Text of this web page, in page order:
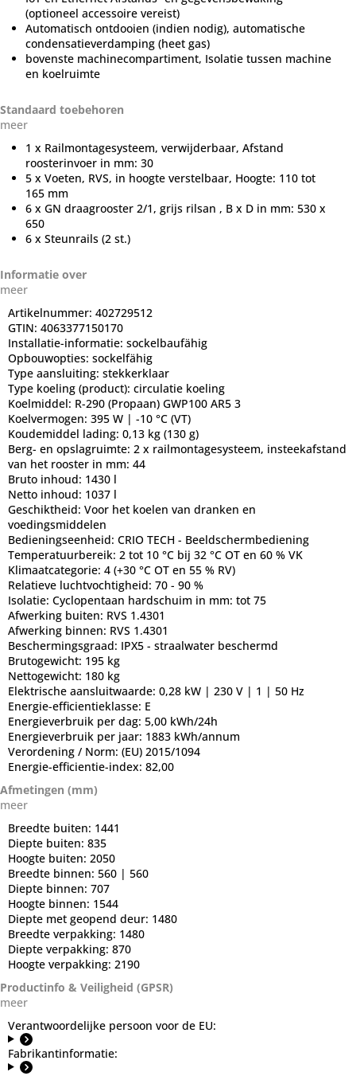
(optioneel accessoire vereist)
Automatisch ontdooien (indien nodig), automatische
condensatieverdamping (heet gas)
bovenste machinecompartiment, Isolatie tussen machine
en koelruimte
Standaard toebehoren
meer
1 x Railmontagesysteem, verwijderbaar, Afstand
roosterinvoer in mm: 30
5 x Voeten, RVS, in hoogte verstelbaar, Hoogte: 110 tot
165 mm
6 x GN draagrooster 2/1, grijs rilsan , B x D in mm: 530 x
650
6 x Steunrails (2 st.)
Informatie over
meer
Artikelnummer: 402729512
GTIN: 4063377150170
Installatie-informatie: sockelbaufähig
Opbouwopties: sockelfähig
Type aansluiting: stekkerklaar
Type koeling (product): circulatie koeling
Koelmiddel: R-290 (Propaan) GWP100 AR5 3
Koelvermogen: 395 W | -10 °C (VT)
Koudemiddel lading: 0,13 kg (130 g)
Berg- en opslagruimte: 2 x railmontagesysteem, insteekafstand
van het rooster in mm: 44
Bruto inhoud: 1430 l
Netto inhoud: 1037 l
Geschiktheid: Voor het koelen van dranken en
voedingsmiddelen
Bedieningseenheid: CRIO TECH - Beeldschermbediening
Temperatuurbereik: 2 tot 10 °C bij 32 °C OT en 60 % VK
Klimaatcategorie: 4 (+30 °C OT en 55 % RV)
Relatieve luchtvochtigheid: 70 - 90 %
Isolatie: Cyclopentaan hardschuim in mm: tot 75
Afwerking buiten: RVS 1.4301
Afwerking binnen: RVS 1.4301
Beschermingsgraad: IPX5 - straalwater beschermd
Brutogewicht: 195 kg
Nettogewicht: 180 kg
Elektrische aansluitwaarde: 0,28 kW | 230 V | 1 | 50 Hz
Energie-efficientieklasse: E
Energieverbruik per dag: 5,00 kWh/24h
Energieverbruik per jaar: 1883 kWh/annum
Verordening / Norm: (EU) 2015/1094
Energie-efficientie-index: 82,00
Afmetingen (mm)
meer
Breedte buiten: 1441
Diepte buiten: 835
Hoogte buiten: 2050
Breedte binnen: 560 | 560
Diepte binnen: 707
Hoogte binnen: 1544
Diepte met geopend deur: 1480
Breedte verpakking: 1480
Diepte verpakking: 870
Hoogte verpakking: 2190
Productinfo & Veiligheid (GPSR)
meer
Verantwoordelijke persoon voor de EU:
Fabrikantinformatie: